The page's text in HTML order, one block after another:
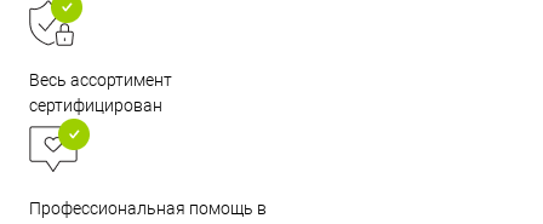
Весь ассортимент
сертифицирован
Профессиональная помощь в